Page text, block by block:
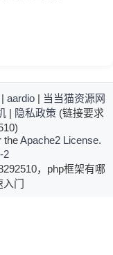
| aardio | 当当猫资源网
| 隐私政策 (链接要求
theApache2 License.
2
，php框架有哪
入门